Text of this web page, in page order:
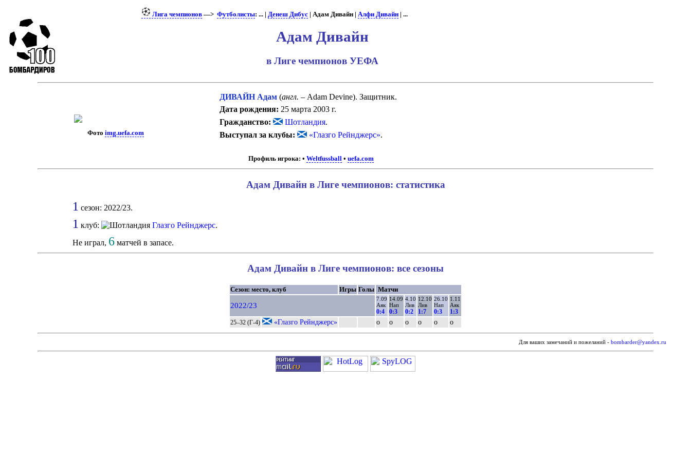
Лига чемпионов —> Футболисты: ... | Денеш Дибус | Адам Дивайн | Алфи Дивайн | ...
Адам Дивайн
в Лиге чемпионов УЕФА
Фото img.uefa.com
ДИВАЙН Адам(англ. – Adam Devine). Защитник.
Дата рождения: 25 марта 2003 г.
Гражданство:
Шотландия.
Выступал за клубы:
«Глазго Рейнджерс».
Профиль игрока: • Weltfussball• uefa.com
Адам Дивайн в Лиге чемпионов: статистика
1 сезон: 2022/23.
1 клуб: Глазго Рейнджерс.
Не играл, 6матчей в запасе.
Адам Дивайн в Лиге чемпионов: все сезоны
Сезон: место, клуб Игры Голы Матчи
2022/23
7.09
Аяк
0:4
14.09
Нап
0:3
4.10
Лив
0:2
12.10
Лив
1:7
26.10
Нап
0:3
1.11
Аяк
1:3
25–32 (Г-4) «Глазго Рейнджерс» о о о о о о
Для ваших замечаний и пожеланий - bombarder@yandex.ru